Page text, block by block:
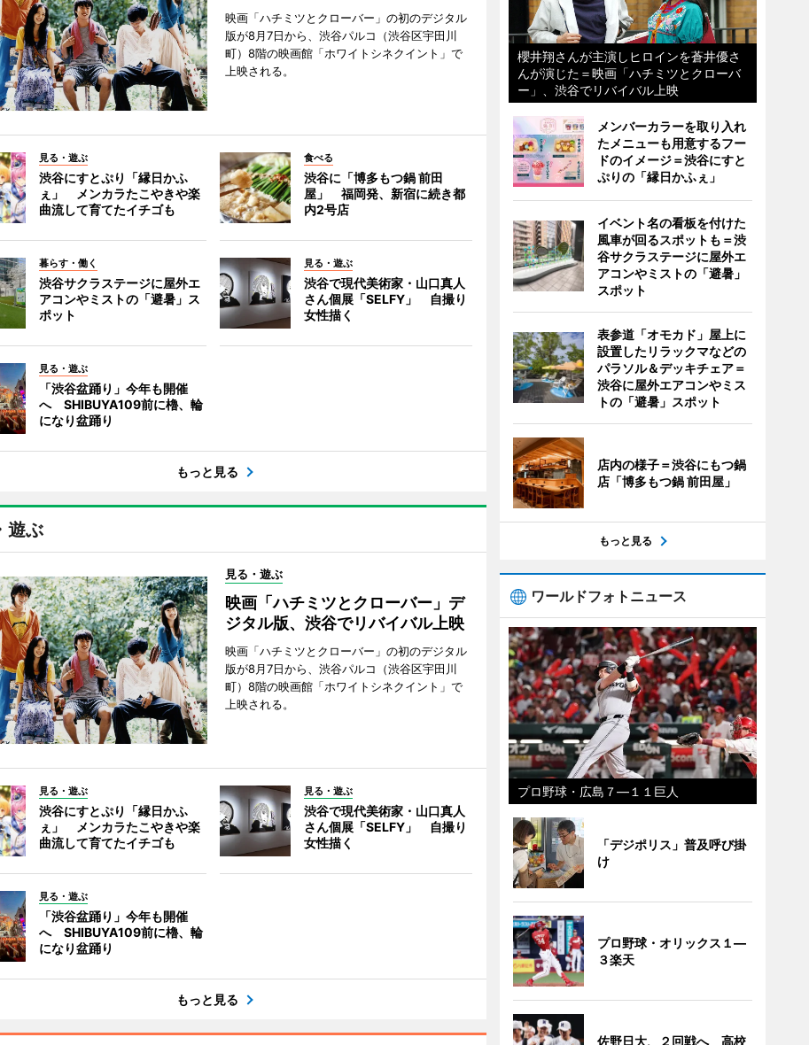
映画「ハチミツとクローバー」の初のデジタル
版が8月7日から、渋谷パルコ（渋谷区宇田川
町）8階の映画館「ホワイトシネクイント」で
上映される。
見る・遊ぶ
渋谷にすとぷり「縁日かふ
ぇ」 メンカラたこやきや楽
曲流して育てたイチゴも
食べる
渋谷に「博多もつ鍋 前田
屋」 福岡発、新宿に続き都
内2号店
暮らす・働く
渋谷サクラステージに屋外エ
アコンやミストの「避暑」ス
ポット
見る・遊ぶ
渋谷で現代美術家・山口真人
さん個展「SELFY」 自撮り
女性描く
見る・遊ぶ
「渋谷盆踊り」今年も開催
へ SHIBUYA109前に櫓、輪
になり盆踊り
もっと見る
遊ぶ
見る・遊ぶ
映画「ハチミツとクローバー」デ
ジタル版、渋谷でリバイバル上映
映画「ハチミツとクローバー」の初のデジタル
版が8月7日から、渋谷パルコ（渋谷区宇田川
町）8階の映画館「ホワイトシネクイント」で
上映される。
見る・遊ぶ
渋谷にすとぷり「縁日かふ
ぇ」 メンカラたこやきや楽
曲流して育てたイチゴも
見る・遊ぶ
渋谷で現代美術家・山口真人
さん個展「SELFY」 自撮り
女性描く
見る・遊ぶ
「渋谷盆踊り」今年も開催
へ SHIBUYA109前に櫓、輪
になり盆踊り
もっと見る
櫻井翔さんが主演しヒロインを蒼井優さ
んが演じた＝映画「ハチミツとクローバ
ー」、渋谷でリバイバル上映
メンバーカラーを取り入れ
たメニューも用意するフー
ドのイメージ＝渋谷にすと
ぷりの「縁日かふぇ」
イベント名の看板を付けた
風車が回るスポットも＝渋
谷サクラステージに屋外エ
アコンやミストの「避暑」
スポット
表参道「オモカド」屋上に
設置したリラックマなどの
パラソル＆デッキチェア＝
渋谷に屋外エアコンやミス
トの「避暑」スポット
店内の様子＝渋谷にもつ鍋
店「博多もつ鍋 前田屋」
もっと見る
ワールドフォトニュース
プロ野球・広島７―１１巨人
「デジポリス」普及呼び掛
け
プロ野球・オリックス１―
３楽天
佐野日大、２回戦へ 高校